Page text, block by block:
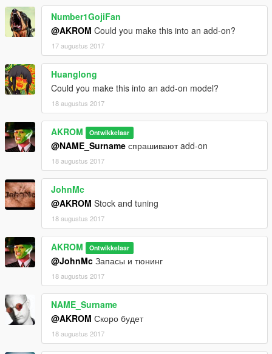
Number1GojiFan
@AKROM Could you make this into an add-on?
17 augustus 2017
Huanglong
Could you make this into an add-on model?
18 augustus 2017
AKROM Ontwikkelaar
@NAME_Surname спрашивают add-on
18 augustus 2017
JohnMc
@AKROM Stock and tuning
18 augustus 2017
AKROM Ontwikkelaar
@JohnMc Запасы и тюнинг
18 augustus 2017
NAME_Surname
@AKROM Скоро будет
18 augustus 2017